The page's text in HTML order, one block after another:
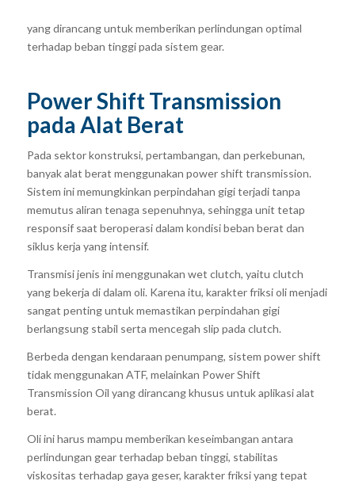
yang dirancang untuk memberikan perlindungan optimal
terhadap beban tinggi pada sistem gear.
Power Shift Transmission
pada Alat Berat
Pada sektor konstruksi, pertambangan, dan perkebunan,
banyak alat berat menggunakan power shift transmission.
Sistem ini memungkinkan perpindahan gigi terjadi tanpa
memutus aliran tenaga sepenuhnya, sehingga unit tetap
responsif saat beroperasi dalam kondisi beban berat dan
siklus kerja yang intensif.
Transmisi jenis ini menggunakan wet clutch, yaitu clutch
yang bekerja di dalam oli. Karena itu, karakter friksi oli menjadi
sangat penting untuk memastikan perpindahan gigi
berlangsung stabil serta mencegah slip pada clutch.
Berbeda dengan kendaraan penumpang, sistem power shift
tidak menggunakan ATF, melainkan Power Shift
Transmission Oil yang dirancang khusus untuk aplikasi alat
berat.
Oli ini harus mampu memberikan keseimbangan antara
perlindungan gear terhadap beban tinggi, stabilitas
viskositas terhadap gaya geser, karakter friksi yang tepat